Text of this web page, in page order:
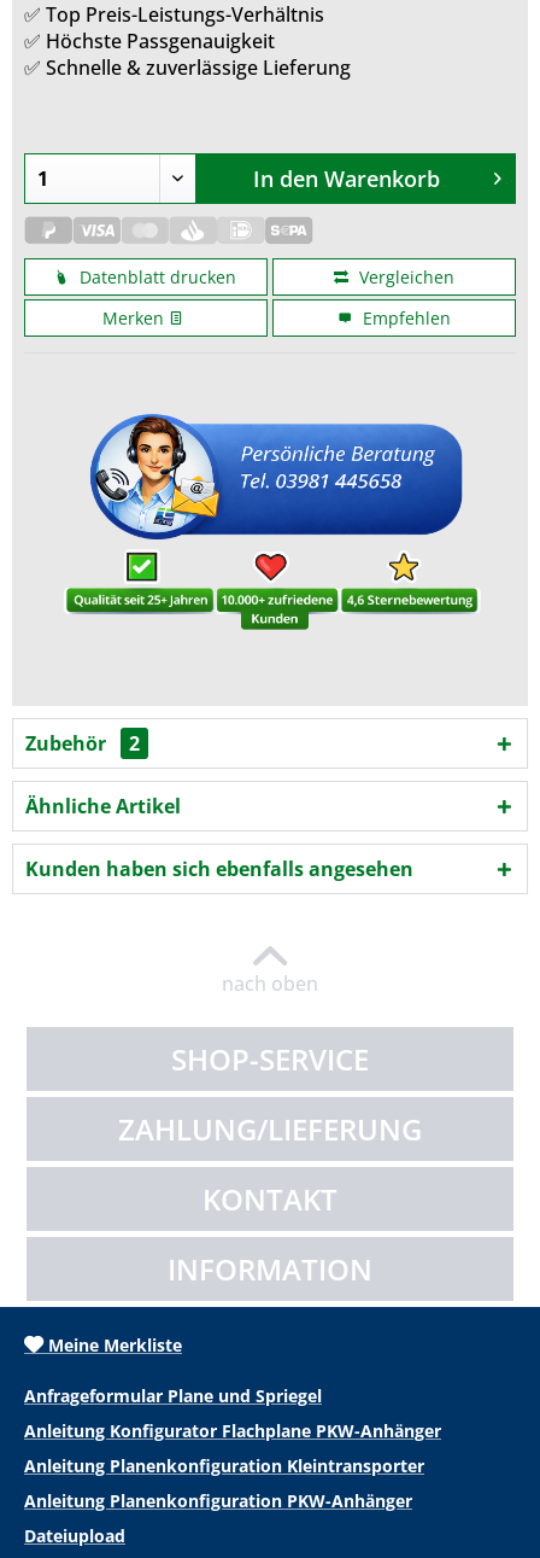
✅ Top Preis-Leistungs-Verhältnis
✅ Höchste Passgenauigkeit
✅ Schnelle & zuverlässige Lieferung
In den Warenkorb
Datenblatt drucken
Vergleichen
Merken
Empfehlen
Zubehör 2
Ähnliche Artikel
Kunden haben sich ebenfalls angesehen
nach oben
SHOP-SERVICE
ZAHLUNG/LIEFERUNG
KONTAKT
INFORMATION
Meine Merkliste
Anfrageformular Plane und Spriegel
Anleitung Konfigurator Flachplane PKW-Anhänger
Anleitung Planenkonfiguration Kleintransporter
Anleitung Planenkonfiguration PKW-Anhänger
Dateiupload